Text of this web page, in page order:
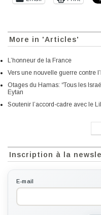
More in 'Articles'
L’honneur de la France
Vers une nouvelle guerre contre
Otages du Hamas: “Tous les
Eytan
Soutenir l’accord-cadre avec le
Inscription à la
E-mail